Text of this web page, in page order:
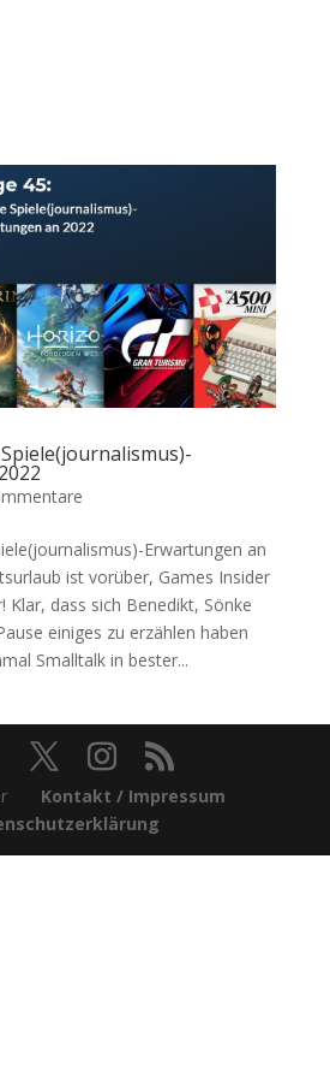
Erwartungen an
ist vorüber, Games Insider
Klar, dass sich Benedikt, Sönke
einiges zu erzählen haben
Smalltalk in bester...
Kontakt / Impressum